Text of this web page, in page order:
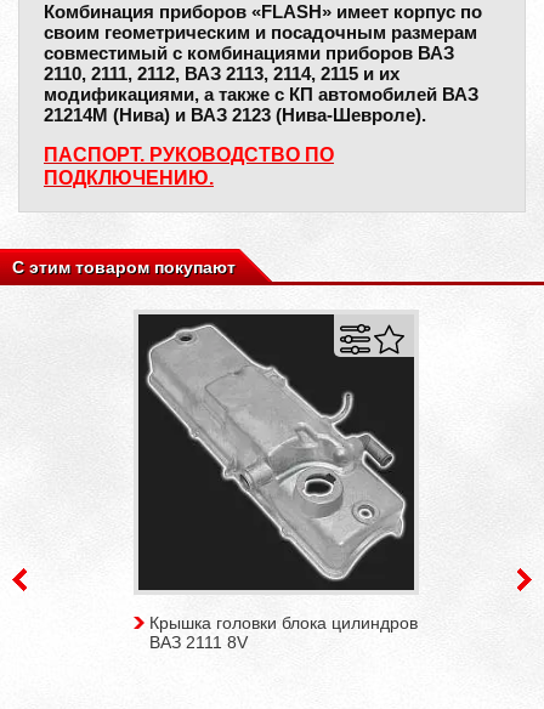
Комбинация приборов «FLASH» имеет корпус по
своим геометрическим и посадочным размерам
совместимый с комбинациями приборов ВАЗ
2110, 2111, 2112, ВАЗ 2113, 2114, 2115 и их
модификациями, а также с КП автомобилей ВАЗ
21214М (Нива) и ВАЗ 2123 (Нива-Шевроле).
ПАСПОРТ. РУКОВОДСТВО ПО
ПОДКЛЮЧЕНИЮ.
С этим товаром покупают
Крышка головки блока цилиндров
ВАЗ 2111 8V